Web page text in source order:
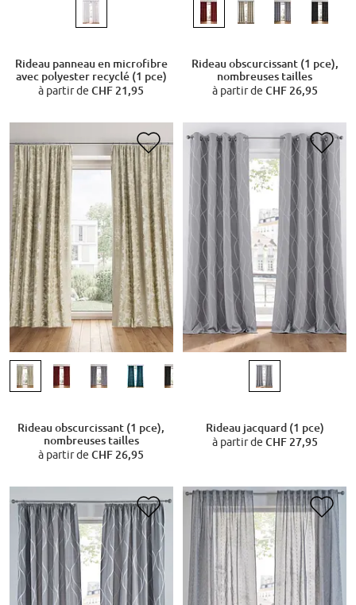
Rideau panneau en microfibre
avec polyester recyclé (1 pce)
à partir deCHF 21,95
Rideau obscurcissant (1 pce),
nombreuses tailles
à partir de CHF 26,95
Rideau obscurcissant (1 pce),
nombreuses tailles
à partir deCHF 26,95
Rideau jacquard (1 pce)
à partir de CHF 27,95